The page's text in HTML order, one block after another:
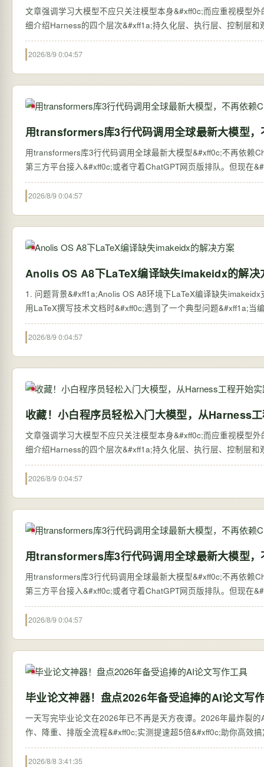
文章强调学习大模型不应只关注模型本身&#xff0c;而应重视模型
细介绍Harness的四个层次&#xff1a;持久化层、执行层、控制层
2026/8/9 0:04:57
用transformers库3行代码调用全球最新大模型
用transformers库3行代码调用全球最新大模型&#xff0c;不再依赖ChatGPT网页版 过去&#xff0c;想体验全球最新的大语
第三方平台接入&#xff0c;或者守着ChatGPT网页版排队。但现在
2026/8/9 0:04:57
Anolis OS A8下LaTeX编译缺失imakeidx的解决
1. 问题背景&#xff1a;Anolis OS A8环境下LaTeX编译缺失
用LaTeX撰写技术文档时&#xff0c;遇到了一个典型问题&#xff1a;
2026/8/9 0:04:57
收藏！小白程序员轻松入门大模型，从Harness
文章强调学习大模型不应只关注模型本身&#xff0c;而应重视模型
细介绍Harness的四个层次&#xff1a;持久化层、执行层、控制层
2026/8/9 0:04:57
用transformers库3行代码调用全球最新大模型
用transformers库3行代码调用全球最新大模型&#xff0c;不再依赖ChatGPT网页版 过去&#xff0c;想体验全球最新的大语
第三方平台接入&#xff0c;或者守着ChatGPT网页版排队。但现在
2026/8/9 0:04:57
毕业论文神器！盘点2026年备受追捧的AI论文写
一天写完毕业论文在2026年已不再是天方夜谭。2026年最炸裂
作、降重、排版全流程&#xff0c;实测提速超5倍&#xff0c;助你高效
2026/8/8 3:41:35